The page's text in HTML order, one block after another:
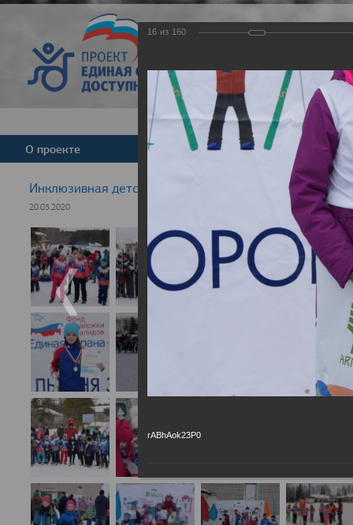
Версия для
О проекте Команда Новости
Инклюзивная детская гонка "Лыжня здоровья" 2020
20.03.2020
16 из 160
rABhAok23P0